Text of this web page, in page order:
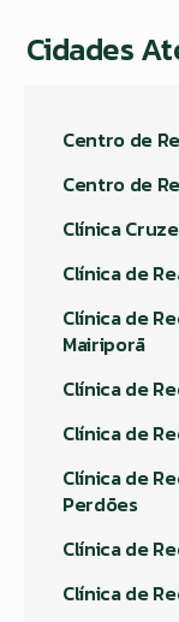
Cidades
Centro de
Centro de
Clínica
Clínica de
Clínica de
Mairiporã
Clínica de
Clínica de
Clínica de
Perdões
Clínica de
Clínica de